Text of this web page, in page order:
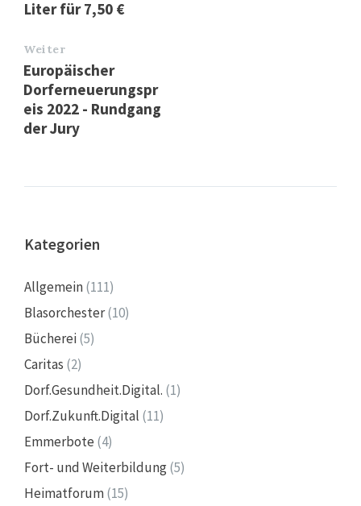
Liter für 7,50 €
Weiter
Europäischer
Dorferneuerungspr
eis 2022 - Rundgang
der Jury
Kategorien
Allgemein(111)
Blasorchester(10)
Bücherei(5)
Caritas (2)
Dorf.Gesundheit.Digital. (1)
Dorf.Zukunft.Digital (11)
Emmerbote (4)
Fort- und Weiterbildung(5)
Heimatforum(15)